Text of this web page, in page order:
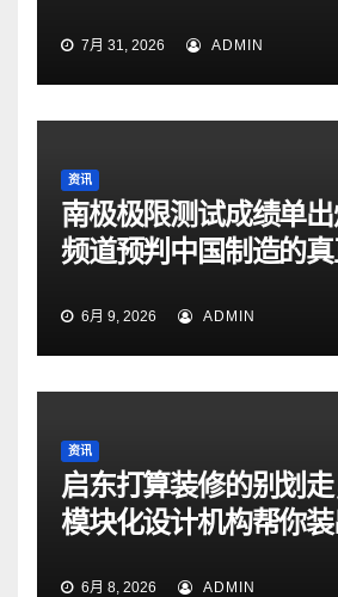
7月 31, 2026 ADMIN
资讯
南极极限测试成绩单
频道预判中国制造的
6月 9, 2026 ADMIN
资讯
启东打算装修的别划
模块化设计机构帮你
6月 8, 2026 ADMIN